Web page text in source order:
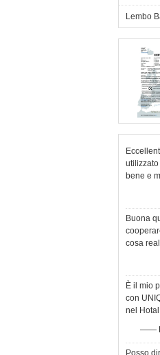
Lembo
bene e
Buona
cosa
È il mio
con
nel Hotal
——
Posso